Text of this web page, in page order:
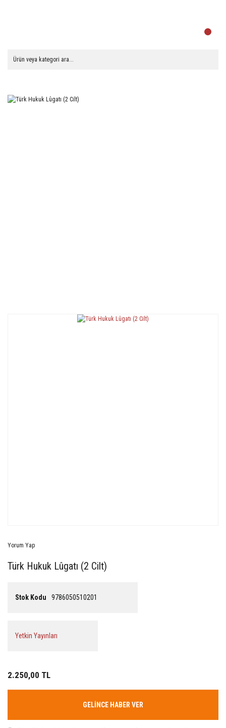
Yorum Yap
Türk Hukuk Lûgatı (2 Cilt)
Stok Kodu 9786050510201
Yetkin Yayınları
2.250,00 TL
GELİNCE HABER VER